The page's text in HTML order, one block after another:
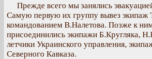
Прежде всего мы занялись
Самую первую их группу вывез экипаж
командованием В.Налетова. Позже к
присоединились экипажи Б.Кругляка,
летчики Украинского управления,
Северного Кавказа.